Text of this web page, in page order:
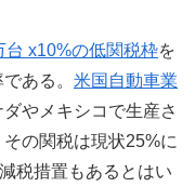
台 x10%の低関税枠を
ある。 米国自動車業
やメキシコで生産さ
の関税は現状25%に
税措置もあるとはい